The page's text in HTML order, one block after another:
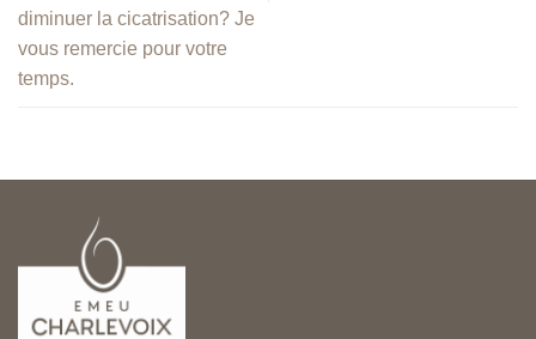
diminuer la cicatrisation? Je
vous remercie pour votre
temps.